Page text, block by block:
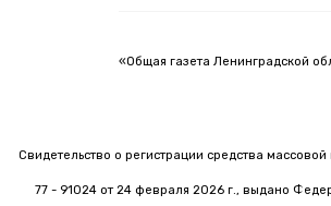
«Общая газета Ленинградской
Свидетельство о регистрации средства
77 - 91024 от 24 февраля 2026 г., выдано